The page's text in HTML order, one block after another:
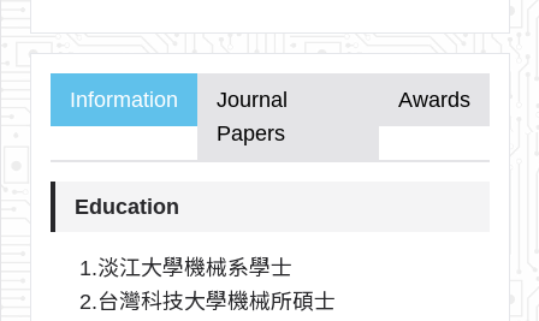
Information
Journal
Papers
Awards
Education
1.淡江大學機械系學士
2.台灣科技大學機械所碩士